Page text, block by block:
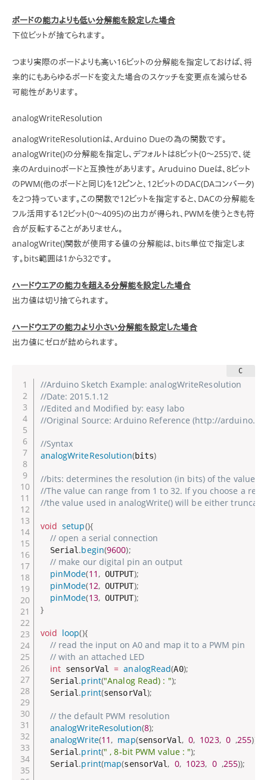
ボードの能力よりも低い分解能を設定した場合
下位ビットが捨てられます。
つまり実際のボードよりも高い16ビットの分解能を指定しておけば、将
来的にもあらゆるボードを変えた場合のスケッチを変更点を減らせる
可能性があります。
analogWriteResolution
analogWriteResolutionは、Arduino Dueの為の関数です。
analogWrite()の分解能を指定し、デフォルトは8ビット(0～255)で、従
来のArduinoボードと互換性があります。 Aruduino Dueは、8ビット
のPWM(他のボードと同じ)を12ピンと、12ビットのDAC(DAコンバータ)
を2つ持っています。この関数で12ビットを指定すると、DACの分解能を
フル活用する12ビット(0～4095)の出力が得られ、PWMを使うときも符
合が反転することがありません。
analogWrite()関数が使用する値の分解能は、bits単位で指定しま
す。bits範囲は1から32です。
ハードウエアの能力を超える分解能を設定した場合
出力値は切り捨てられます。
ハードウエアの能力より小さい分解能を設定した場合
出力値にゼロが詰められます。
//Arduino Sketch Example: analogWriteResolution
//Date: 2015.1.12
//Edited and Modified by: easy labo
//Original Source: Arduino Reference (http://
//Syntax
analogWriteResolution(bits)
//bits: determines the resolution (in bits) of the values
//The value can range from 1 to 32. If you choose a
//the value used in analogWrite() will be either
void setup(){
// open a serial connection
  Serial
.begin(9600);
// make our digital pin an output
pinMode(11 , OUTPUT);
pinMode(12, OUTPUT);
pinMode(13, OUTPUT);
}
void loop(){
// read the input on A0 and map it to a PWM pin
// with an attached LED
int sensorVal = analogRead(A0);
  Serial
.print("Analog Read) : ");
  Serial
.print(sensorVal);
// the default PWM resolution
analogWriteResolution(8);
analogWrite(11 , map(sensorVal , 0, 1023, 0 ,255))
  Serial
.print(" , 8-bit PWM value : ");
  Serial
.print(map(sensorVal , 0, 1023, 0 ,255));